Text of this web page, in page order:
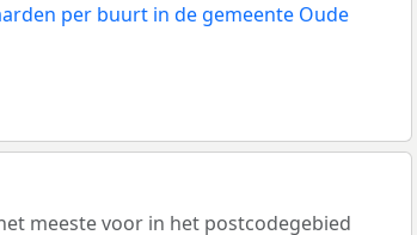
per buurt in de gemeente Oude
meeste voor in het postcodegebied